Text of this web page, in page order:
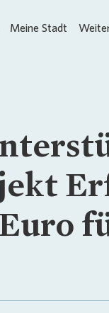
Meine Stadt